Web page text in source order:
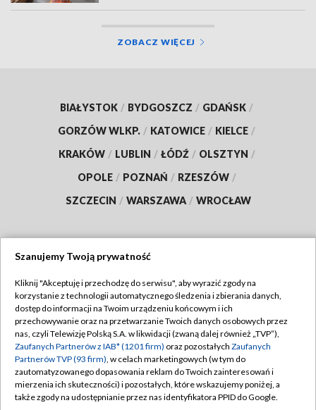
ZOBACZ WIĘCEJ
BIAŁYSTOK / BYDGOSZCZ / GDAŃSK /
GORZÓW WLKP. / KATOWICE / KIELCE /
KRAKÓW / LUBLIN / ŁÓDŹ / OLSZTYN /
OPOLE / POZNAŃ / RZESZÓW /
SZCZECIN / WARSZAWA / WROCŁAW
TVP
Abonament TVP
Emisja w TVP
Centrum informacji TVP
Naziemna Telewizja Cyfrowa
Regulamin TVP
Polityka prywatności
Moje zgody
Pomoc
Szanujemy Twoją prywatność
Kliknij "Akceptuję i przechodzę do serwisu", aby wyrazić zgody na
korzystanie z technologii automatycznego śledzenia i zbierania danych,
dostęp do informacji na Twoim urządzeniu końcowym i ich
przechowywanie oraz na przetwarzanie Twoich danych osobowych przez
nas, czyli Telewizję Polską S.A. w likwidacji (zwaną dalej również „TVP”),
Zaufanych Partnerów z IAB* (1201 firm) oraz pozostałych Zaufanych
Partnerów TVP (93 firm), w celach marketingowych (w tym do
zautomatyzowanego dopasowania reklam do Twoich zainteresowań i
mierzenia ich skuteczności) i pozostałych, które wskazujemy poniżej, a
także zgody na udostępnianie przez nas identyfikatora PPID do Google.